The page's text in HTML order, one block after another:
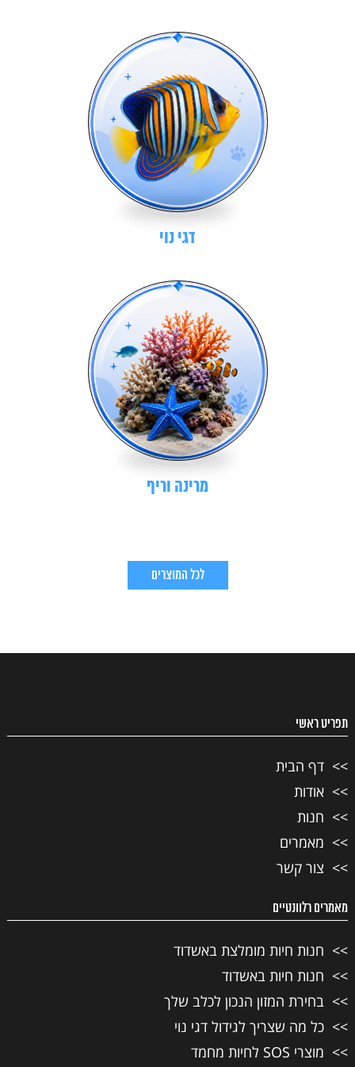
דגי נוי
מרינה וריף
לכל המוצרים
תפריט ראשי
דף הבית
אודות
חנות
מאמרים
צור קשר
מאמרים רלוונטיים
חנות חיות מומלצת באשדוד
חנות חיות באשדוד
בחירת המזון הנכון לכלב שלך
כל מה שצריך לגידול דגי נוי
מוצרי SOS לחיות מחמד